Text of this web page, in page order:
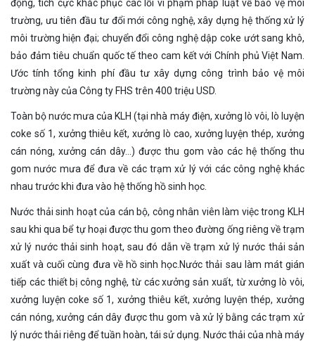
động, tích cực khắc phục các lỗi vi phạm pháp luật về bảo vệ môi
trường, ưu tiên đầu tư đổi mới công nghệ, xây dựng hệ thống xử lý
môi trường hiện đại; chuyển đổi công nghệ dập coke ướt sang khô,
bảo đảm tiêu chuẩn quốc tế theo cam kết với Chính phủ Việt Nam.
Ước tính tổng kinh phí đầu tư xây dựng công trình bảo vệ môi
trường này của Công ty FHS trên 400 triệu USD.
Toàn bộ nước mưa của KLH (tại nhà máy điện, xưởng lò vôi, lò luyện
coke số 1, xưởng thiêu kết, xưởng lò cao, xưởng luyện thép, xưởng
cán nóng, xưởng cán dây…) được thu gom vào các hệ thống thu
gom nước mưa để đưa về các trạm xử lý với các công nghệ khác
nhau trước khi đưa vào hệ thống hồ sinh học.
Nước thải sinh hoạt của cán bộ, công nhân viên làm việc trong KLH
sau khi qua bể tự hoại được thu gom theo đường ống riêng về trạm
xử lý nước thải sinh hoạt, sau đó dẫn về trạm xử lý nước thải sản
xuất và cuối cùng đưa về hồ sinh học.Nước thải sau làm mát gián
tiếp các thiết bị công nghệ, từ các xưởng sản xuất, từ xưởng lò vôi,
xưởng luyện coke số 1, xưởng thiêu kết, xưởng luyện thép, xưởng
cán nóng, xưởng cán dây được thu gom và xử lý bằng các trạm xử
lý nước thải riêng để tuần hoàn, tái sử dụng. Nước thải của nhà máy